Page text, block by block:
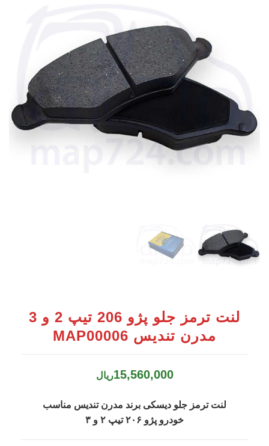
لنت ترمز جلو پژو 206 تیپ 2 و 3
مدرن تندیس MAP00006
15,560,000ریال
لنت ترمز جلو دیسکی برند مدرن تندیس مناسب
خودرو پژو ۲۰۶ تیپ ۲ و ۳